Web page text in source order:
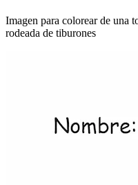
Imagen para colorear de una
rodeada de tiburones